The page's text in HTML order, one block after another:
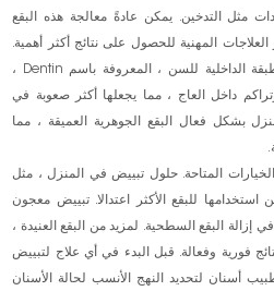
مثل التدخين. يمكن عادةً معالجة هذه البقع
المهنية للحصول على نتائج أكثر أهمية.
تحدث البقع الجوهرية عندما تصبح الطبقة الداخلية للسن ، المعروفة باسم Dentin ،
داخل العاج ، مما يجعلها أكثر صعوبة في
بشكل فعال البقع الجوهرية العميقة ، مما
المتاحة. حلول تبييض في المنزل ، مثل
استخدامها للبقع الأكثر اعتدالا. تبييض معجون
البقع السطحية. لمزيد من البقع العنيدة ،
فورية وفعالة. قبل البدء في أي علاج لتبييض
أسنان لتحديد النهج الأنسب لحالة الأسنان